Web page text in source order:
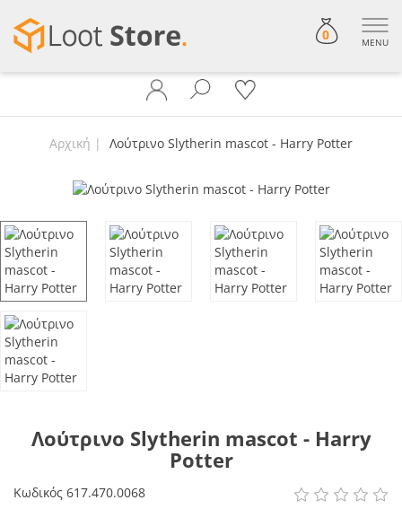
0 MENU
Αρχική Λούτρινο Slytherin mascot - Harry Potter
Λούτρινο Slytherin mascot - Harry
Potter
Κωδικός 617.470.0068